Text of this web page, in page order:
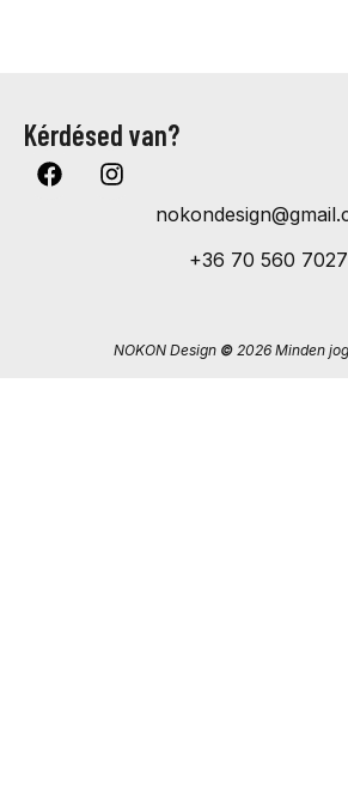
Kérdésed van?
+36 70 560 7027
NOKON Design ©2026 Minden